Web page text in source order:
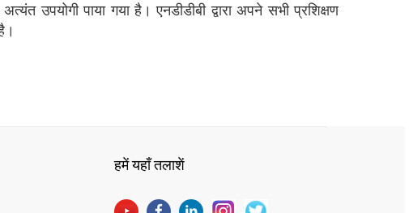
उपयोगी पाया गया है। एनडीडीबी द्वारा अपने सभी प्रशिक्षण
हमें यहाँ तलाशें